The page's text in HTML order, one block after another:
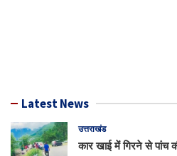
Latest News
उत्तराखंड
कार खाई में गिरने से पांच